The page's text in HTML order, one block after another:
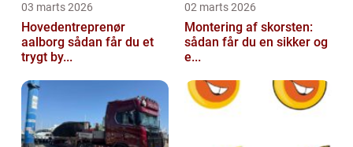
03 marts 2026
Hovedentreprenør
aalborg sådan får du et
trygt by...
02 marts 2026
Montering af skorsten:
sådan får du en sikker og
e...